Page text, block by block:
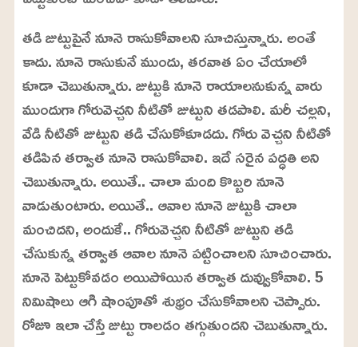
తడి జుట్టుపైనే నూనె రాసుకోవాలని సూచిస్తున్నారు. అంతే
కాదు. నూనె రాసుకునే ముందు, తరవాత ఏం చేయాలో
కూడా చెబుతున్నారు. జుట్టుకి నూనె రాయాలనుకున్న వారు
ముందుగా గోరువెచ్చని నీటితో జుట్టుని తడపాలి. మరీ చల్లని,
వేడి నీటితో జుట్టుని తడి చేసుకోకూడదు. గోరు వెచ్చని నీటితో
తడిపిన తర్వాత నూనె రాసుకోవాలి. ఇదే సరైన పద్ధతి అని
చెబుతున్నారు. అయితే.. చాలా మంది కొబ్బరి నూనె
వాడుతుంటారు. అయితే.. ఆవాల నూనె జుట్టుకి చాలా
మంచిదని, అందుకే.. గోరువెచ్చని నీటితో జుట్టుని తడి
చేసుకున్న తర్వాత ఆవాల నూనె పట్టించాలని సూచించారు.
నూనె పెట్టుకోవడం అయిపోయిన తర్వాత దువ్వుకోవాలి. 5
నిమిషాలు ఆగి షాంపూతో శుభ్రం చేసుకోవాలని చెప్పారు.
రోజూ ఇలా చేస్తే జుట్టు రాలడం తగ్గుతుందని చెబుతున్నారు.